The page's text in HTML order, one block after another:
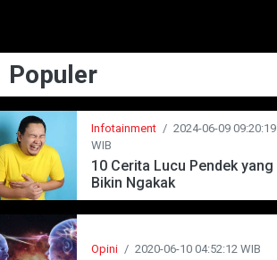
Populer
Infotainment / 2024-06-09 09:20:19
WIB
10 Cerita Lucu Pendek yang
Bikin Ngakak
Opini / 2020-06-10 04:52:12 WIB